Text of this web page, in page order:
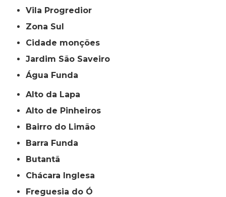
Vila Progredior
Zona Sul
cidade monções
jardim São Saveiro
Água Funda
Alto da Lapa
Alto de Pinheiros
Bairro do Limão
Barra Funda
Butantã
Chácara Inglesa
Freguesia do Ó